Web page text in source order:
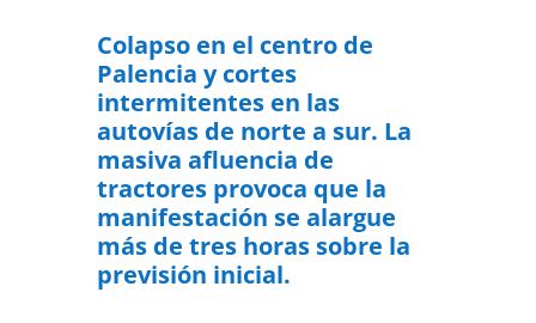
Colapso en el centro de
Palencia y cortes
intermitentes en las
autovías de norte a sur. La
masiva afluencia de
tractores provoca que la
manifestación se alargue
más de tres horas sobre la
previsión inicial.